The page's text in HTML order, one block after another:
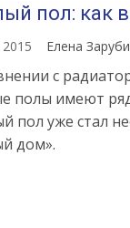
пол: как
Елена
с
полы имеют
пол уже стал
дом».